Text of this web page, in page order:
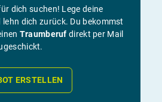
dich suchen! Lege deine
dich zurück. Du bekommst
Traumberuf direkt per Mail
ERSTELLEN